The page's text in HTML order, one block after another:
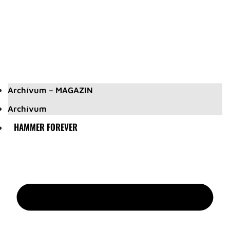
Archívum – MAGAZIN
Archívum
HAMMER FOREVER